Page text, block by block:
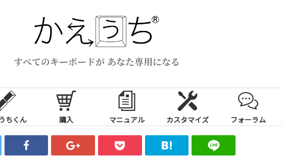
すべてのキーボードが あなた専用になる
ちくん 購入 マニュアル カスタマイズ フォーラム